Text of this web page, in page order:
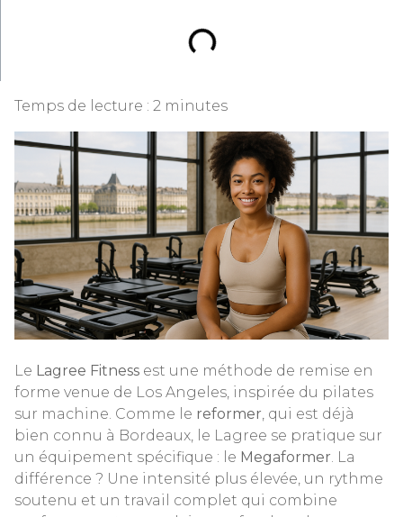
Temps de lecture : 2 minutes
Le Lagree Fitness est une méthode de remise en
forme venue de Los Angeles, inspirée du pilates
sur machine. Comme le reformer, qui est déjà
bien connu à Bordeaux, le Lagree se pratique sur
un équipement spécifique : le Megaformer. La
différence ? Une intensité plus élevée, un rythme
soutenu et un travail complet qui combine